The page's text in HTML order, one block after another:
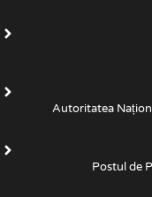
Autoritatea
Postul de